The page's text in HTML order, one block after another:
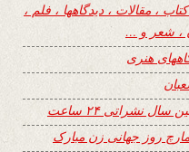
، مقالات ، دیدگاهها ، فلم ،
، شعر و …
هنری
سال نشراتی ۲۴ ساعت
روز جهانی زن مبارک